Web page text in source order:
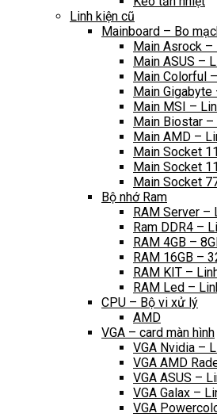
Linh kiện cũ
Mainboard – Bo
Main Asrock –
Main ASUS –
Main Colorful
Main
Main MSI –
Main Biostar –
Main AMD –
Main Socket
Main Socket
Main Socket
Bộ nhớ Ram
RAM Server –
Ram DDR4 –
RAM 4GB –
RAM 16GB –
RAM KIT –
RAM Led –
CPU – Bộ vi xử lý
AMD
VGA – card màn hình
VGA Nvidia –
VGA AMD
VGA ASUS –
VGA Galax –
VGA